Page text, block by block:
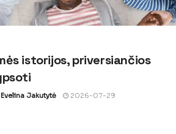
istorijos, priversiančios
Evelina Jakutytė 2026-07-29